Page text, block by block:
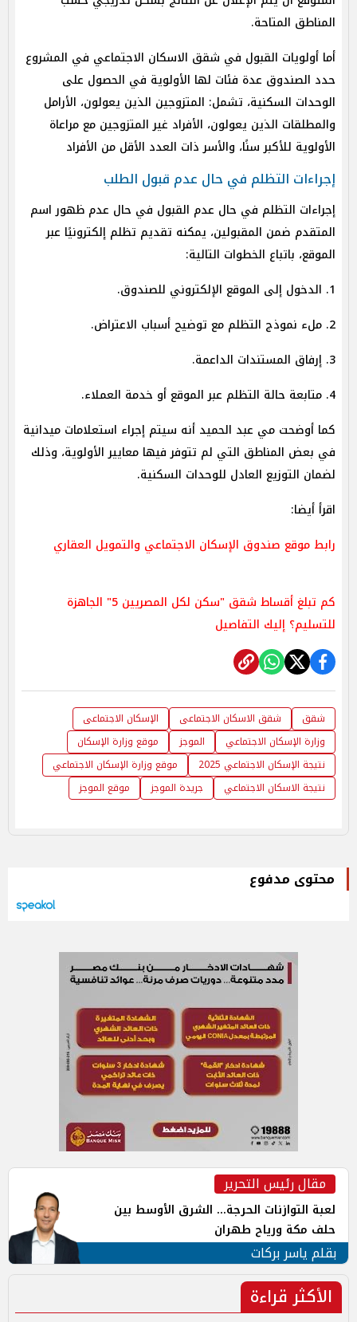
المناطق المتاحة.
أما أولويات القبول في شقق الاسكان الاجتماعي في المشروع
حدد الصندوق عدة فئات لها الأولوية في الحصول على
الوحدات السكنية، تشمل: المتزوجين الذين يعولون، الأرامل
والمطلقات الذين يعولون، الأفراد غير المتزوجين مع مراعاة
الأولوية للأكبر سنًا، والأسر ذات العدد الأقل من الأفراد
إجراءات التظلم في حال عدم قبول الطلب
إجراءات التظلم في حال عدم القبول في حال عدم ظهور اسم
المتقدم ضمن المقبولين، يمكنه تقديم تظلم إلكترونيًا عبر
الموقع، باتباع الخطوات التالية:
1. الدخول إلى الموقع الإلكتروني للصندوق.
2. ملء نموذج التظلم مع توضيح أسباب الاعتراض.
3. إرفاق المستندات الداعمة.
4. متابعة حالة التظلم عبر الموقع أو خدمة العملاء.
كما أوضحت مي عبد الحميد أنه سيتم إجراء استعلامات ميدانية
في بعض المناطق التي لم تتوفر فيها معايير الأولوية، وذلك
لضمان التوزيع العادل للوحدات السكنية.
اقرأ أيضا:
رابط موقع صندوق الإسكان الاجتماعي والتمويل العقاري
كم تبلغ أقساط شقق "سكن لكل المصريين 5" الجاهزة
للتسليم؟ إليك التفاصيل
شقق شقق الاسكان الاجتماعى
الإسكان الاجتماعى
وزارة الإسكان الاجتماعي
الموجز
موقع وزارة الإسكان
نتيجة الإسكان الاجتماعي 2025
موقع وزارة الإسكان الاجتماعي
نتيجة الاسكان الاجتماعي
جريدة الموجز موقع الموجز
محتوى مدفوع
مقال رئيس التحرير
لعبة التوازنات الحرجة... الشرق الأوسط بين
حلف مكة ورياح طهران
بقلم ياسر بركات
الأكثر قراءة